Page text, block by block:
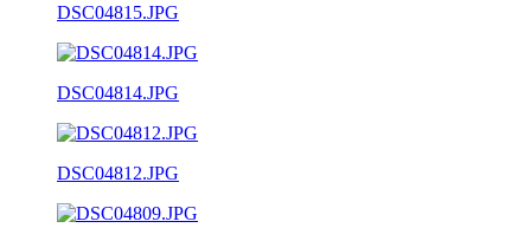
DSC04815.JPG
DSC04814.JPG
DSC04812.JPG